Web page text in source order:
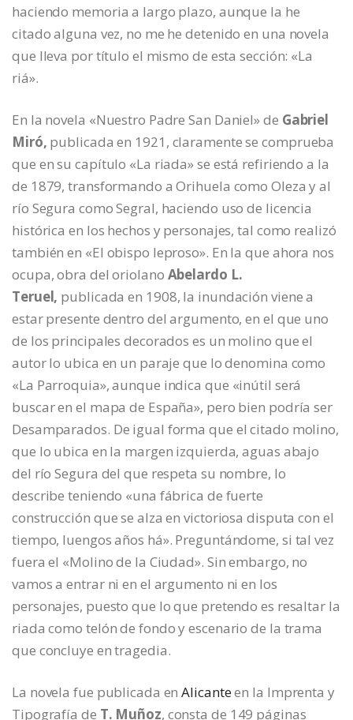
haciendo memoria a largo plazo, aunque la he
citado alguna vez, no me he detenido en una novela
que lleva por título el mismo de esta sección: «La
riá».
En la novela «Nuestro Padre San Daniel» de Gabriel
Miró, publicada en 1921, claramente se comprueba
que en su capítulo «La riada» se está refiriendo a la
de 1879, transformando a Orihuela como Oleza y al
río Segura como Segral, haciendo uso de licencia
histórica en los hechos y personajes, tal como realizó
también en «El obispo leproso». En la que ahora nos
ocupa, obra del oriolano Abelardo L.
Teruel, publicada en 1908, la inundación viene a
estar presente dentro del argumento, en el que uno
de los principales decorados es un molino que el
autor lo ubica en un paraje que lo denomina como
«La Parroquia», aunque indica que «inútil será
buscar en el mapa de España», pero bien podría ser
Desamparados. De igual forma que el citado molino,
que lo ubica en la margen izquierda, aguas abajo
del río Segura del que respeta su nombre, lo
describe teniendo «una fábrica de fuerte
construcción que se alza en victoriosa disputa con el
tiempo, luengos años há». Preguntándome, si tal vez
fuera el «Molino de la Ciudad». Sin embargo, no
vamos a entrar ni en el argumento ni en los
personajes, puesto que lo que pretendo es resaltar la
riada como telón de fondo y escenario de la trama
que concluye en tragedia.
La novela fue publicada enAlicanteen la Imprenta y
Tipografía de T. Muñoz, consta de 149 páginas